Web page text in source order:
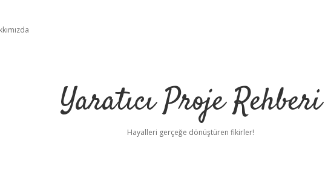
Yaratıcı Proje Rehberi
Hayalleri gerçeğe dönüştüren fikirler!